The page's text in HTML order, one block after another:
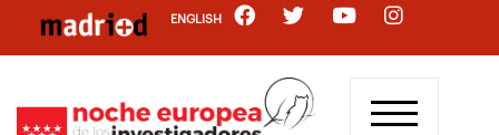
contenido
ENGLISH